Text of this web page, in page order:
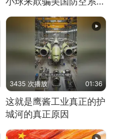
的
3435 次播放 01:36
这就是鹰酱工业真正的护
城河的真正原因